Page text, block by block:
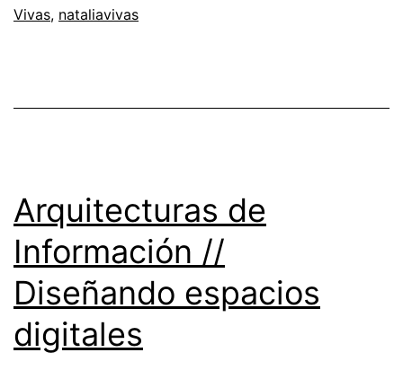
Vivas, nataliavivas
Arquitecturas de
Información //
Diseñando espacios
digitales